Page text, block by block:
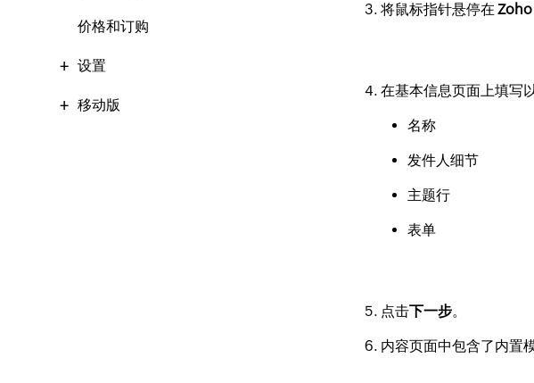
价格和订购
设置
移动版
将鼠标指针悬停在
在基本信息页面上填写
名称
发件人细节
主题行
表单
点击下一步。
内容页面中包含了内置